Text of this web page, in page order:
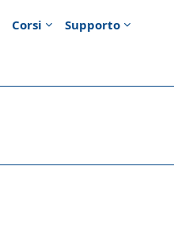
Corsi Supporto